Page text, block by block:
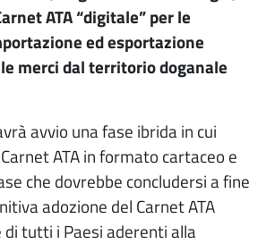
ATA “digitale” per le
ed esportazione
merci dal territorio doganale
avvio una fase ibrida in cui
ATA in formato cartaceo e
che dovrebbe concludersi a fine
adozione del Carnet ATA
tutti i Paesi aderenti alla